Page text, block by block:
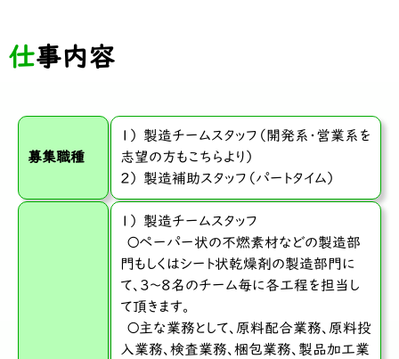
仕事内容
募集職種
1） 製造チームスタッフ（開発系・営業系を
志望の方もこちらより）
2） 製造補助スタッフ（パートタイム）
1） 製造チームスタッフ
〇ペーパー状の不燃素材などの製造部
門もしくはシート状乾燥剤の製造部門に
て、3～8名のチーム毎に各工程を担当し
て頂きます。
〇主な業務として、原料配合業務、原料投
入業務、検査業務、梱包業務、製品加工業